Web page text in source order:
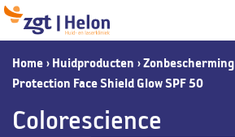
Home › Huidproducten ›Zonbescherming
Protection Face Shield Glow SPF 50
Colorescience